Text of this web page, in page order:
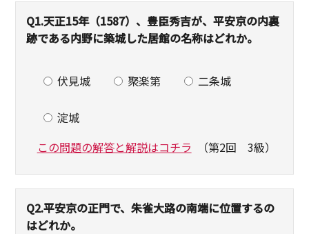
Q1.天正15年（1587）、豊臣秀吉が、平安京の内裏
跡である内野に築城した居館の名称はどれか。
伏見城 聚楽第 二条城
淀城
この問題の解答と解説はコチラ （第2回 3級）
Q2.平安京の正門で、朱雀大路の南端に位置するの
はどれか。